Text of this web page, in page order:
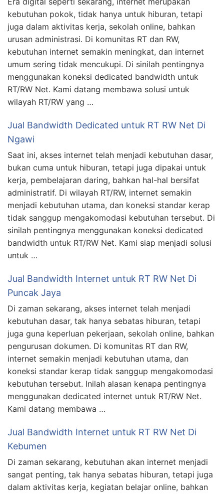
kebutuhan pokok, tidak hanya untuk hiburan, tetapi
juga dalam aktivitas kerja, sekolah online, bahkan
urusan administrasi. Di komunitas RT dan RW,
kebutuhan internet semakin meningkat, dan internet
umum sering tidak mencukupi. Di sinilah pentingnya
menggunakan koneksi dedicated bandwidth untuk
RT/RW Net. Kami datang membawa solusi untuk
wilayah RT/RW yang …
Jual Bandwidth Dedicated untuk RT RW Net Di
Ngawi
Saat ini, akses internet telah menjadi kebutuhan dasar,
bukan cuma untuk hiburan, tetapi juga dipakai untuk
kerja, pembelajaran daring, bahkan hal-hal bersifat
administratif. Di wilayah RT/RW, internet semakin
menjadi kebutuhan utama, dan koneksi standar kerap
tidak sanggup mengakomodasi kebutuhan tersebut. Di
sinilah pentingnya menggunakan koneksi dedicated
bandwidth untuk RT/RW Net. Kami siap menjadi solusi
untuk …
Jual Bandwidth Internet untuk RT RW Net Di
Puncak Jaya
Di zaman sekarang, akses internet telah menjadi
kebutuhan dasar, tak hanya sebatas hiburan, tetapi
juga guna keperluan pekerjaan, sekolah online, bahkan
pengurusan dokumen. Di komunitas RT dan RW,
internet semakin menjadi kebutuhan utama, dan
koneksi standar kerap tidak sanggup mengakomodasi
kebutuhan tersebut. Inilah alasan kenapa pentingnya
menggunakan dedicated internet untuk RT/RW Net.
Kami datang membawa …
Jual Bandwidth Internet untuk RT RW Net Di
Kebumen
Di zaman sekarang, kebutuhan akan internet menjadi
sangat penting, tak hanya sebatas hiburan, tetapi juga
dalam aktivitas kerja, kegiatan belajar online, bahkan